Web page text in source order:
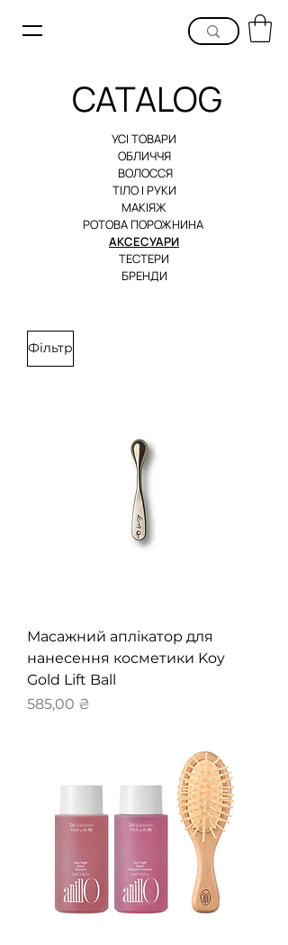
CATALOG
УСІ ТОВАРИ
ОБЛИЧЧЯ
ВОЛОССЯ
ТІЛО І РУКИ
МАКІЯЖ
РОТОВА ПОРОЖНИНА
АКСЕСУАРИ
ТЕСТЕРИ
БРЕНДИ
Фільтр
Масажний аплікатор для
нанесення косметики Koy
Gold Lift Ball
Ціна
585,00 ₴